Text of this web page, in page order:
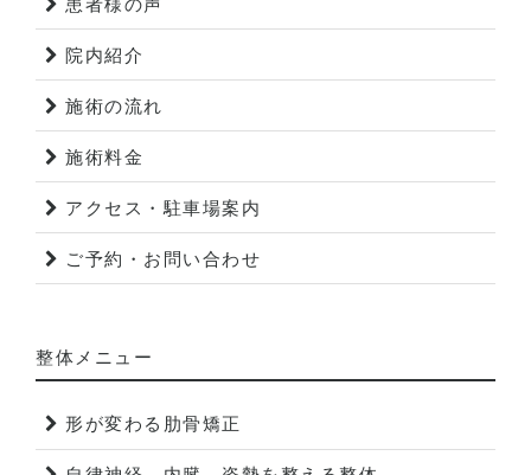
院内紹介
施術の流れ
施術料金
アクセス・駐車場案内
ご予約・お問い合わせ
整体メニュー
形が変わる肋骨矯正